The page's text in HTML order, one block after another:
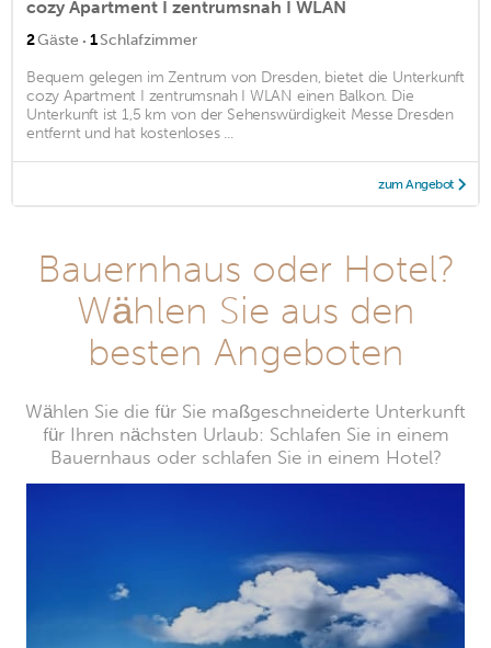
cozy Apartment I zentrumsnah I WLAN
2Gäste · 1Schlafzimmer
Bequem gelegen im Zentrum von Dresden, bietet die Unterkunft
cozy Apartment I zentrumsnah I WLAN einen Balkon. Die
Unterkunft ist 1,5 km von der Sehenswürdigkeit Messe Dresden
entfernt und hat kostenloses ...
zum Angebot
Bauernhaus oder Hotel?
Wählen Sie aus den
besten Angeboten
Wählen Sie die für Sie maßgeschneiderte Unterkunft
für Ihren nächsten Urlaub: Schlafen Sie in einem
Bauernhaus oder schlafen Sie in einem Hotel?